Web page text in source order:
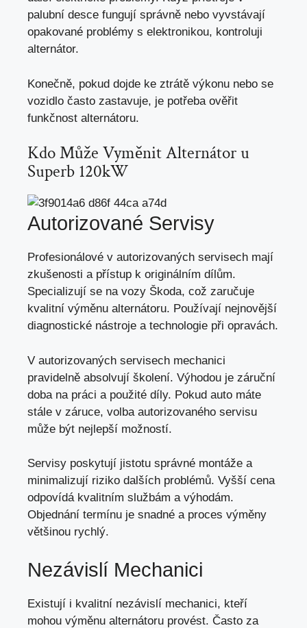
palubní desce fungují správně nebo vyvstávají
opakované problémy s elektronikou, kontroluji
alternátor.
Konečně, pokud dojde ke ztrátě výkonu nebo se
vozidlo často zastavuje, je potřeba ověřit
funkčnost alternátoru.
Kdo Může Vyměnit Alternátor u
Superb 120kW
Autorizované Servisy
Profesionálové v autorizovaných servisech mají
zkušenosti a přístup k originálním dílům.
Specializují se na vozy Škoda, což zaručuje
kvalitní výměnu alternátoru. Používají nejnovější
diagnostické nástroje a technologie při opravách.
V autorizovaných servisech mechanici
pravidelně absolvují školení. Výhodou je záruční
doba na práci a použité díly. Pokud auto máte
stále v záruce, volba autorizovaného servisu
může být nejlepší možností.
Servisy poskytují jistotu správné montáže a
minimalizují riziko dalších problémů. Vyšší cena
odpovídá kvalitním službám a výhodám.
Objednání termínu je snadné a proces výměny
většinou rychlý.
Nezávislí Mechanici
Existují i kvalitní nezávislí mechanici, kteří
mohou výměnu alternátoru provést. Často za